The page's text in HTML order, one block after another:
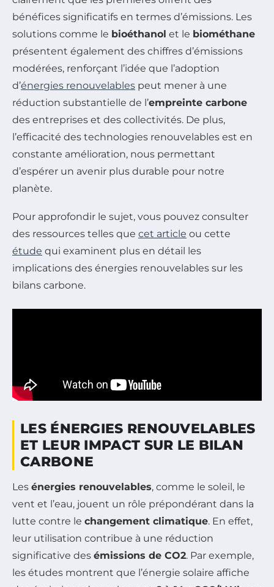
bénéfices significatifs en termes d’émissions. Les
solutions comme le bioéthanol et le biométhane
présentent également des chiffres d’émissions
modérées, renforçant l’idée que l’adoption
d’énergies renouvelables peut mener à une
réduction substantielle de l’empreinte carbone
des entreprises et des collectivités. De plus,
l’efficacité des technologies renouvelables est en
constante amélioration, nous permettant
d’espérer un avenir plus durable pour notre
planète.
Pour approfondir le sujet, vous pouvez consulter
des ressources telles que cet article ou cette
étude qui examinent plus en détail les
implications des énergies renouvelables sur les
bilans carbone.
LES ÉNERGIES RENOUVELABLES
ET LEUR IMPACT SUR LE BILAN
CARBONE
Les énergies renouvelables, comme le soleil, le
vent et l’eau, jouent un rôle prépondérant dans la
lutte contre le changement climatique. En effet,
leur utilisation contribue à une réduction
significative des émissions de CO2. Par exemple,
les études montrent que l’énergie solaire affiche